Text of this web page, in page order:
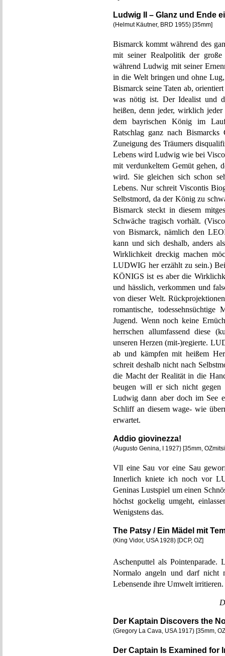
Ludwig II – Glanz und Ende
(Helmut Käutner, BRD 1955) [35mm]
Bismarck kommt während des
mit seiner Realpolitik der
während Ludwig mit seiner
in die Welt bringen und ohne
Bismarck seine Taten ab,
was nötig ist. Der Idealist und
heißen, denn jeder, wirklich
dem bayrischen König im
Ratschlag ganz nach
Zuneigung des Träumers
Lebens wird Ludwig wie bei
mit verdunkeltem Gemüt gehen,
wird. Sie gleichen sich schon
Lebens. Nur schreit Viscontis
Selbstmord, da der König zu
Bismarck steckt in diesem
Schwäche tragisch vorhält.
von Bismarck, nämlich den
kann und sich deshalb, anders
Wirklichkeit dreckig machen
LUDWIG her erzählt zu sein.)
KÖNIGS ist es aber die
und hässlich, verkommen und
von dieser Welt.
romantische,
Jugend. Wenn noch keine
herrschen allumfassend diese
unseren Herzen (mit-)regierte.
ab und kämpfen mit heißem
schreit deshalb nicht nach
die Macht der Realität in die
beugen will er sich nicht gegen
Ludwig dann aber doch im See
Schliff an diesem wage- wie
erwartet.
Addio giovinezza!
(Augusto Genina, I 1927) [35mm,
Vll eine Sau vor eine Sau
Innerlich kniete ich noch vor
Geninas Lustspiel um einen
höchst gockelig umgeht,
Wenigstens das.
The Patsy / Ein Mädel mit
(King Vidor, USA 1928) [DCP, OZ]
Aschenputtel als
Normalo angeln und darf nicht
Lebensende ihre Umwelt irritieren.
Der Kaptain Discovers the
(Gregory La Cava, USA 1917) [35mm,
Der Captain Is Examined for